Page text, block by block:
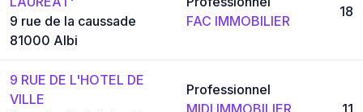
9 rue de la caussade
81000 Albi
FAC IMMOBILIER
18
9 RUE DE L'HOTEL DE
VILLE
Professionnel
MIDI IMMOBILIER
11